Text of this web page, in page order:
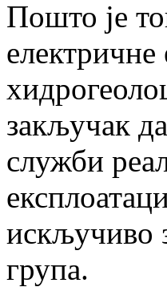
Пошто је
закључак
служби
искључиво
група.